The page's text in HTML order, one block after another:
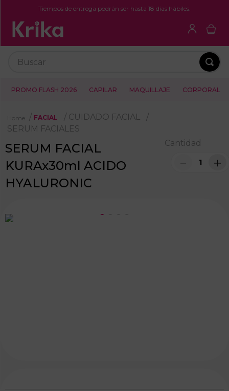
Tiempos de entrega podrán ser hasta 18 días hábiles.
PROMO FLASH 2026 CAPILAR MAQUILLAJE CORPORAL
FACIAL
CUIDADO FACIAL
SERUM FACIALES
SERUM FACIAL
KURAx30ml ACIDO
HYALURONIC
Cantidad
＋
－